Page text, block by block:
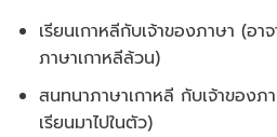
เรียนเกาหลีกับเจ้าของภาษา (อ
ภาษาเกาหลีล้วน)
สนทนาภาษาเกาหลี กับเจ้าของภ
เรียนมาไปในตัว)